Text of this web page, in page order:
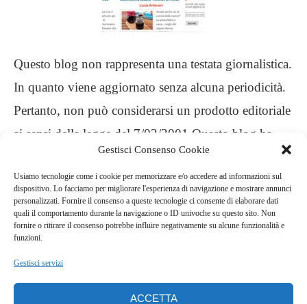
Gestisci Consenso Cookie
Usiamo tecnologie come i cookie per memorizzare e/o accedere ad informazioni sul
dispositivo. Lo facciamo per migliorare l'esperienza di navigazione e mostrare annunci
personalizzati. Fornire il consenso a queste tecnologie ci consente di elaborare dati
quali il comportamento durante la navigazione o ID univoche su questo sito. Non
fornire o ritirare il consenso potrebbe influire negativamente su alcune funzionalità e
funzioni.
Gestisci servizi
ACCETTA
Questo blog non rappresenta una testata giornalistica.
In quanto viene aggiornato senza alcuna periodicità.
Pertanto, non può considerarsi un prodotto editoriale
ai sensi della legge del 7/03/2001 Questo blog ha
carattere personale, non è mio intento infrangere
alcun diritto d’autore
.